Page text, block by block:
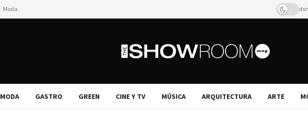
Moda
MODA GASTRO GREEN CINE Y TV MÚSICA ARQUITECTURA ARTE